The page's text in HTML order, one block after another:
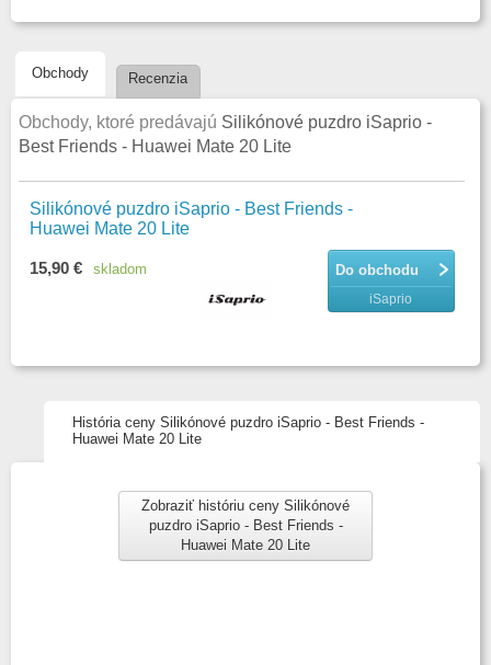
Obchody Recenzia
Obchody, ktoré predávajú Silikónové puzdro iSaprio -
Best Friends - Huawei Mate 20 Lite
Silikónové puzdro iSaprio - Best Friends -
Huawei Mate 20 Lite
Do obchodu
iSaprio
15,90 € skladom
História ceny Silikónové puzdro iSaprio - Best Friends -
Huawei Mate 20 Lite
Zobraziť históriu ceny Silikónové
puzdro iSaprio - Best Friends -
Huawei Mate 20 Lite